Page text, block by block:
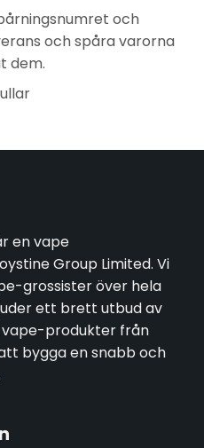
och
och spåra varorna
dem.
en vape
Group Limited. Vi
grossister över hela
ett brett utbud av
produkter från
bygga en snabb och